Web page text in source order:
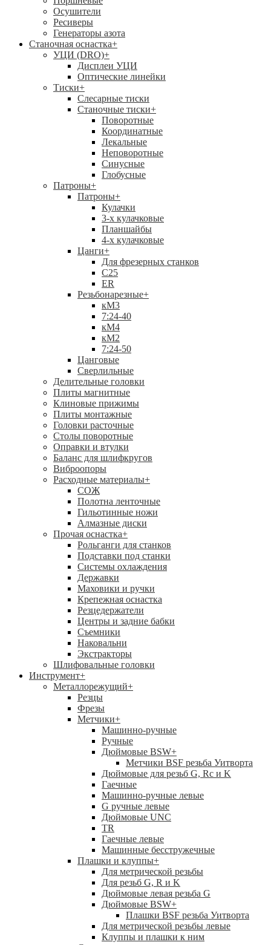
Осушители
Ресиверы
Генераторы азота
Станочная оснастка+
УЦИ (DRO)+
Дисплеи УЦИ
Оптические линейки
Тиски+
Слесарные тиски
Станочные тиски+
Поворотные
Координатные
Лекальные
Неповоротные
Синусные
Глобусные
Патроны+
Патроны+
Кулачки
3-х кулачковые
Планшайбы
4-х кулачковые
Цанги+
Для фрезерных станков
С25
ER
Резьбонарезные+
кМ3
7:24-40
кМ4
кМ2
7:24-50
Цанговые
Сверлильные
Делительные головки
Плиты магнитные
Клиновые прижимы
Плиты монтажные
Головки расточные
Столы поворотные
Оправки и втулки
Баланс для шлифкругов
Виброопоры
Расходные материалы+
СОЖ
Полотна ленточные
Гильотинные ножи
Алмазные диски
Прочая оснастка+
Рольганги для станков
Подставки под станки
Системы охлаждения
Державки
Маховики и ручки
Крепежная оснастка
Резцедержатели
Центры и задние бабки
Съемники
Наковальни
Экстракторы
Шлифовальные головки
Инструмент+
Металлорежущий+
Резцы
Фрезы
Метчики+
Машинно-ручные
Ручные
Дюймовые BSW+
Метчики BSF резьба Уитворта
Дюймовые для резьб G, Rc и K
Гаечные
Машинно-ручные левые
G ручные левые
Дюймовые UNC
TR
Гаечные левые
Машинные бесстружечные
Плашки и клуппы+
Для метрической резьбы
Для резьб G, R и K
Дюймовые левая резьба G
Дюймовые BSW+
Плашки BSF резьба Уитворта
Для метрической резьбы левые
Клуппы и плашки к ним